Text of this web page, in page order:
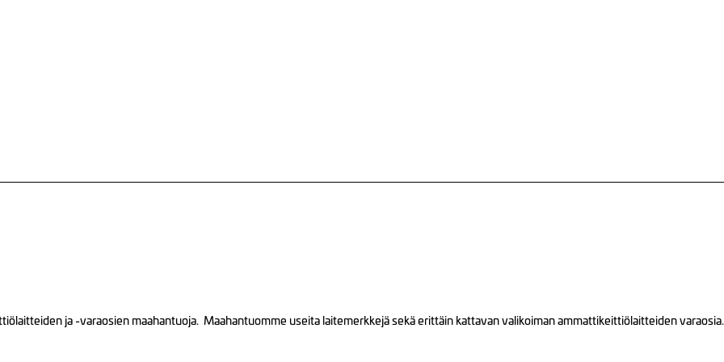
ja -varaosien maahantuoja. Maahantuomme useita laitemerkkejä sekä erittäin kattavan valikoiman ammattikeittiölaitteiden varaosia.